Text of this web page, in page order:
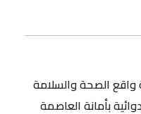
واقع الصحة والسلامة
بأمانة العاصمة